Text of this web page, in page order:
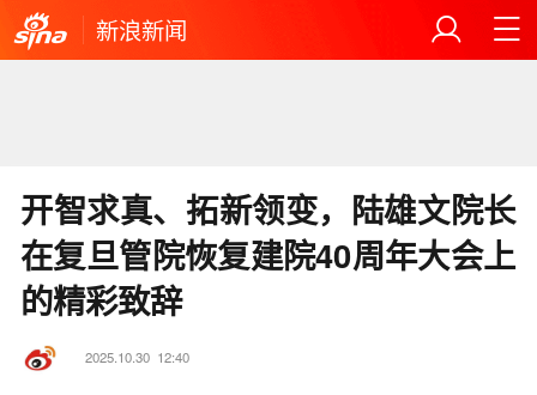
新浪新闻
开智求真、拓新领变，陆雄文院长
在复旦管院恢复建院40周年大会上
的精彩致辞
2025.10.30 12:40